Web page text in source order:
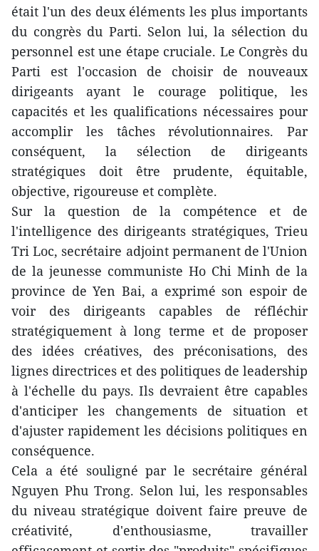
était l'un des deux éléments les plus importants
du congrès du Parti. Selon lui, la sélection du
personnel est une étape cruciale. Le Congrès du
Parti est l'occasion de choisir de nouveaux
dirigeants ayant le courage politique, les
capacités et les qualifications nécessaires pour
accomplir les tâches révolutionnaires. Par
conséquent, la sélection de dirigeants
stratégiques doit être prudente, équitable,
objective, rigoureuse et complète.
Sur la question de la compétence et de
l'intelligence des dirigeants stratégiques, Trieu
Tri Loc, secrétaire adjoint permanent de l'Union
de la jeunesse communiste Ho Chi Minh de la
province de Yen Bai, a exprimé son espoir de
voir des dirigeants capables de réfléchir
stratégiquement à long terme et de proposer
des idées créatives, des préconisations, des
lignes directrices et des politiques de leadership
à l'échelle du pays. Ils devraient être capables
d'anticiper les changements de situation et
d'ajuster rapidement les décisions politiques en
conséquence.
Cela a été souligné par le secrétaire général
Nguyen Phu Trong. Selon lui, les responsables
du niveau stratégique doivent faire preuve de
créativité, d'enthousiasme, travailler